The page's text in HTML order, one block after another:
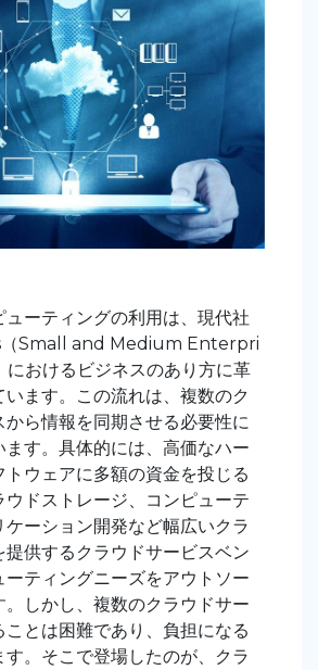
ューティングの利用は、現代社
（Small and Medium Enterpri
におけるビジネスのあり方に革
ます。この流れは、複数のク
から情報を同期させる必要性に
ます。具体的には、高価なハー
トウェアに多額の資金を投じる
ウドストレージ、コンピューテ
ケーション開発など幅広いクラ
提供するクラウドサービスベン
ーティングニーズをアウトソー
。しかし、複数のクラウドサー
ことは困難であり、負担になる
す。そこで登場したのが、クラ